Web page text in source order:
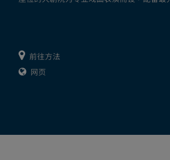
统。茶馆剧场则配备当代中式家俱，重现精
和体验，观众可一边近距离欣赏戏曲表演，
楼高八层的戏曲中心由谭秉荣建筑事务所（
分体现了戏曲文化的精粹，从流线外型到空
前往方法
网页